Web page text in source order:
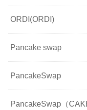
ORDI(ORDI)
Pancake swap
PancakeSwap
PancakeSwap（